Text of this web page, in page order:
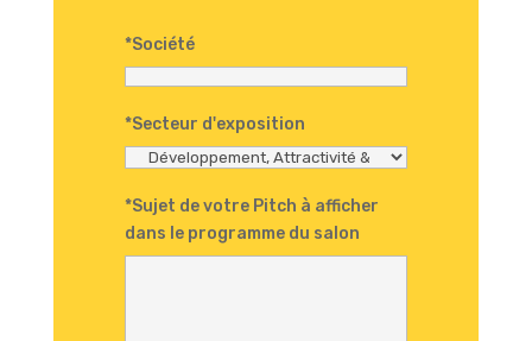
*Société
*Secteur d'exposition
*Sujet de votre Pitch à afficher
dans le programme du salon